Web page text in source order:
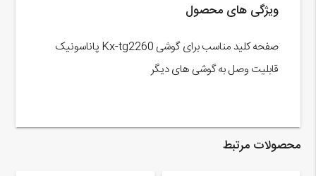
ویژگی های محصول
صفحه کلید مناسب برای گوشی Kx-tg2260 پاناسونیک
قابلیت وصل به گوشی های دیگر
محصولات مرتبط